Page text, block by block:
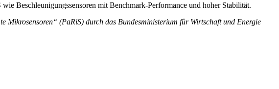
Beschleunigungssensoren mit Benchmark-Performance und hoher Stabilität.
(PaRiS) durch das Bundesministerium für Wirtschaft und Energie